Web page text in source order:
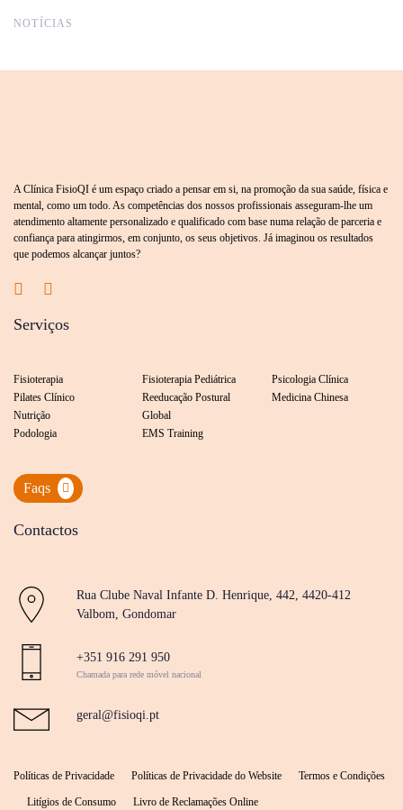
NOTÍCIAS
A Clínica FisioQI é um espaço criado a pensar em si, na promoção da sua saúde, física e
mental, como um todo. As competências dos nossos profissionais asseguram-lhe um
atendimento altamente personalizado e qualificado com base numa relação de parceria e
confiança para atingirmos, em conjunto, os seus objetivos. Já imaginou os resultados
que podemos alcançar juntos?
Serviços
Fisioterapia
Pilates Clínico
Nutrição
Podologia
Fisioterapia Pediátrica
Reeducação Postural
Global
EMS Training
Psicologia Clínica
Medicina Chinesa
Faqs
Contactos
Rua Clube Naval Infante D. Henrique, 442, 4420-412
Valbom, Gondomar
+351 916 291 950
Chamada para rede móvel nacional
geral@fisioqi.pt
Políticas de Privacidade Políticas de Privacidade do Website Termos e Condições
Litígios de Consumo Livro de Reclamações Online